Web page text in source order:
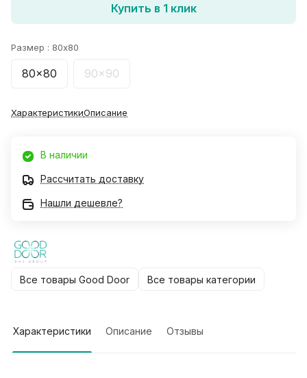
Купить в 1 клик
Размер : 80x80
80x80 90x90
ХарактеристикиОписание
В наличии
Рассчитать доставку
Нашли дешевле?
Все товары Good Door Все товары категории
Характеристики Описание Отзывы